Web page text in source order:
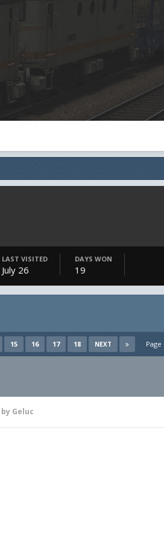
LAST VISITED
July 26
DAYS WON
19
15 16 17 18 NEXT Page
by Geluc